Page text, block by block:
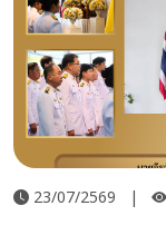
23/07/2569 |